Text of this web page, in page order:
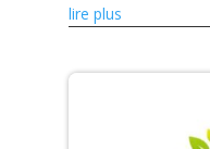
fruits séchés, tout
lire plus